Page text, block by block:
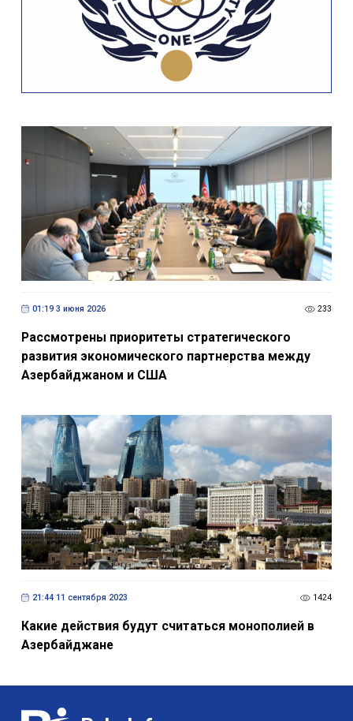
01:19 3 июня 2026 233
Рассмотрены приоритеты стратегического
развития экономического партнерства между
Азербайджаном и США
21:44 11 сентября 2023 1424
Какие действия будут считаться монополией в
Азербайджане